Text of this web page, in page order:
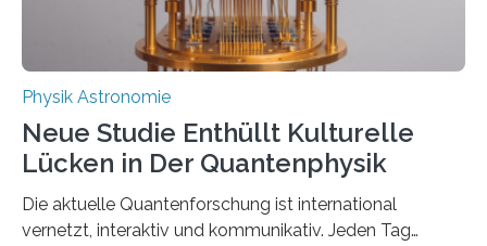
Physik Astronomie
Neue Studie Enthüllt Kulturelle
Lücken in Der Quantenphysik
Die aktuelle Quantenforschung ist international
vernetzt, interaktiv und kommunikativ. Jeden Tag